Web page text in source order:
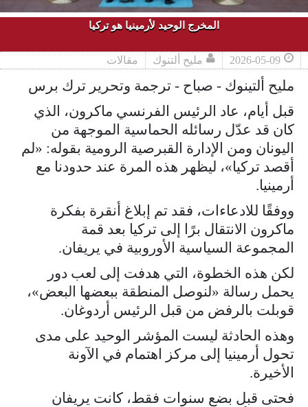
المخرج الوحيد لأرمينيا هو تركيا
2026-05-09 مليح ألتنوك مقالات
مليح ألتينوك - صباح - ترجمة وتحرير ترك برس
قبل أيام، عاد الرئيس الفرنسي ماكرون، الذي
كان قد عدّل رسائله الحماسية الموجهة من
اليونان ومن الإدارة القبرصية الرومية بقوله: «لم
أقصد تركيا»، ليظهر هذه المرة عند حدودنا مع
أرمينيا.
ووفقًا للادعاءات، فقد تم إبلاغ أنقرة بفكرة
ماكرون الانتقال برًا إلى تركيا بعد قمة
المجموعة السياسية الأوروبية في يريفان.
لكن هذه الخطوة، التي هدفت إلى لعب دور
يحمل رسالة «لنوصل المنطقة ببعضها البعض»،
قوبلت بالرفض من قبل الرئيس أردوغان.
وهذه الحادثة ليست المؤشر الوحيد على مدى
تحول أرمينيا إلى مركز اهتمام في الآونة
الأخيرة.
فحتى قبل بضع سنوات فقط، كانت يريفان